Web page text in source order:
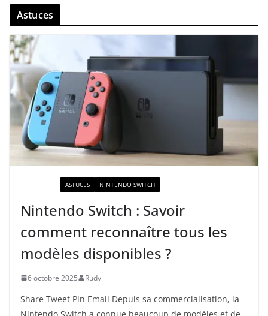
Astuces
ASTUCES NINTENDO SWITCH
Nintendo Switch : Savoir
comment reconnaître tous les
modèles disponibles ?
6 octobre 2025 Rudy
Share Tweet Pin Email Depuis sa commercialisation, la
Nintendo Switch a connue beaucoup de modèles et de